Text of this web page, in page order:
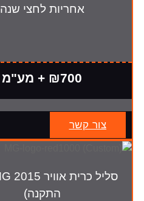
אחריות לחצי שנה
₪700 + מע"מ
צור קשר
התקנה)